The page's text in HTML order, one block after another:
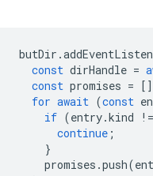
butDir .
const dirHandle =
const promises =
for await (const
if (entry.kind
continue ;
}
promises .push(